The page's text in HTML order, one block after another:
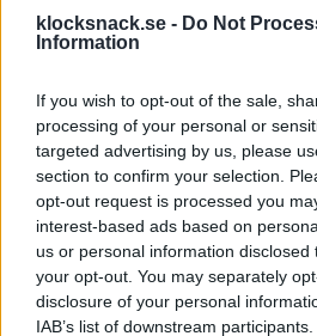
klocksnack.se - Do Not
Information
If you wish to opt-out of the sale,
processing of your personal or
targeted advertising by us, please
section to confirm your selection.
opt-out request is processed you
interest-based ads based on
us or personal information
your opt-out. You may separately
disclosure of your personal
IAB’s list of downstream
Några av grejorna man ska ta en titt på är:
2. Luggarna ska inte vara för tunna, och
3. Kronskydden ska inte vara för tunna,
till någon annan form än original.
4. Rost, kontrollera att det inte finns rost
Boettlocket på Rödsubar mellan 2M serie
med datumkod, började på "II 69" och
3M-rangen så slutade man med
någonstans runt 73 och framåt, så slutade
boettlock. Service-lock hade inte heller